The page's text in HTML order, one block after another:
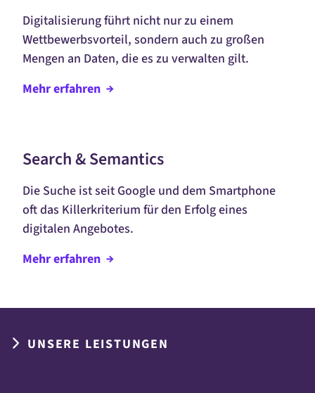
Digitalisierung führt nicht nur zu einem
Wettbewerbsvorteil, sondern auch zu großen
Mengen an Daten, die es zu verwalten gilt.
Mehrerfahren
Search & Semantics
Die Suche ist seit Google und dem Smartphone
oft das Killerkriterium für den Erfolg eines
digitalen Angebotes.
Mehrerfahren
UNSERE LEISTUNGEN